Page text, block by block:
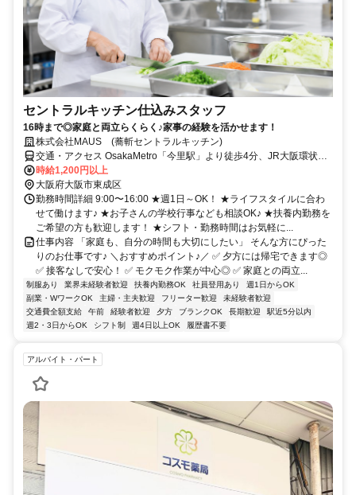
セントラルキッチン仕込みスタッフ
16時まで◎家庭と両立らくらく♪家事の経験を活かせます！
株式会社MAUS (蕎斬セントラルキッチン)
交通・アクセス OsakaMetro「今里駅」より徒歩4分、JR大阪環状線
「玉造駅」より徒歩14分
時給1,200円以上
大阪府大阪市東成区
勤務時間詳細 9:00〜16:00 ★週1日～OK！ ★ライフスタイルに合わ
せて働けます♪ ★お子さんの学校行事なども相談OK♪ ★扶養内勤務を
ご希望の方も歓迎します！ ★シフト・勤務時間はお気軽に...
仕事内容 「家庭も、自分の時間も大切にしたい」 そんな方にぴった
りのお仕事です♪ ＼おすすめポイント♪／ ✅ 夕方には帰宅できます◎
✅ 接客なしで安心！ ✅ モクモク作業が中心◎ ✅ 家庭との両立...
制服あり 業界未経験者歓迎 扶養内勤務OK 社員登用あり
週1日からOK
副業・WワークOK
主婦・主夫歓迎 フリーター歓迎
未経験者歓迎
交通費全額支給
午前 経験者歓迎 夕方 ブランクOK 長期歓迎
駅近5分以内
週2・3日からOK
シフト制 週4日以上OK 履歴書不要
アルバイト・パート